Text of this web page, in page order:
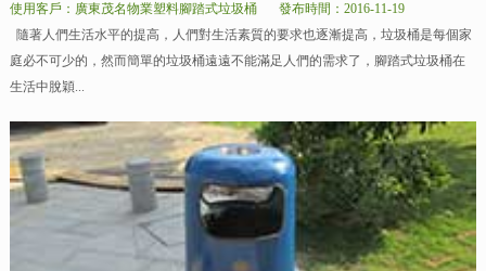
使用客戶：廣東茂名物業塑料腳踏式垃圾桶
發布時間：2016-11-19
隨著人們生活水平的提高，人們對生活素質的要求也逐漸提高，垃圾桶是每個家
庭必不可少的，然而簡單的垃圾桶遠遠不能滿足人們的需求了，腳踏式垃圾桶在
生活中脫穎...